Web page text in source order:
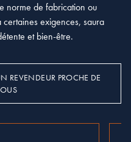
norme de fabrication ou
exigences, saura
et bien-être.
REVENDEUR PROCHE DE